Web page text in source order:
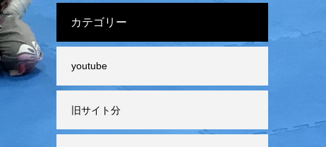
カテゴリー
youtube
旧サイト分